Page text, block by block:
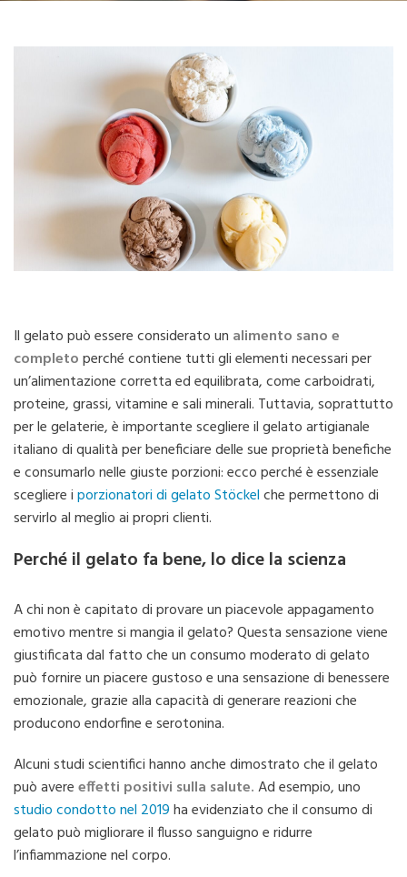
Il gelato può essere considerato un alimento sano e
completoperché contiene tutti gli elementi necessari per
un’alimentazione corretta ed equilibrata, come carboidrati,
proteine, grassi, vitamine e sali minerali. Tuttavia, soprattutto
per le gelaterie, è importante scegliere il gelato artigianale
italiano di qualità per beneficiare delle sue proprietà benefiche
e consumarlo nelle giuste porzioni: ecco perché è essenziale
scegliere iporzionatori di gelato Stöckelche permettono di
servirlo al meglio ai propri clienti.
Perché il gelato fa bene, lo dice la scienza
A chi non è capitato di provare un piacevole appagamento
emotivo mentre si mangia il gelato? Questa sensazione viene
giustificata dal fatto che un consumo moderato di gelato
può fornire un piacere gustoso e una sensazione di benessere
emozionale, grazie alla capacità di generare reazioni che
producono endorfine e serotonina.
Alcuni studi scientifici hanno anche dimostrato che il gelato
può avereeffetti positivi sulla salute.Ad esempio, uno
studio condotto nel 2019ha evidenziato che il consumo di
gelato può migliorare il flusso sanguigno e ridurre
l’infiammazione nel corpo.